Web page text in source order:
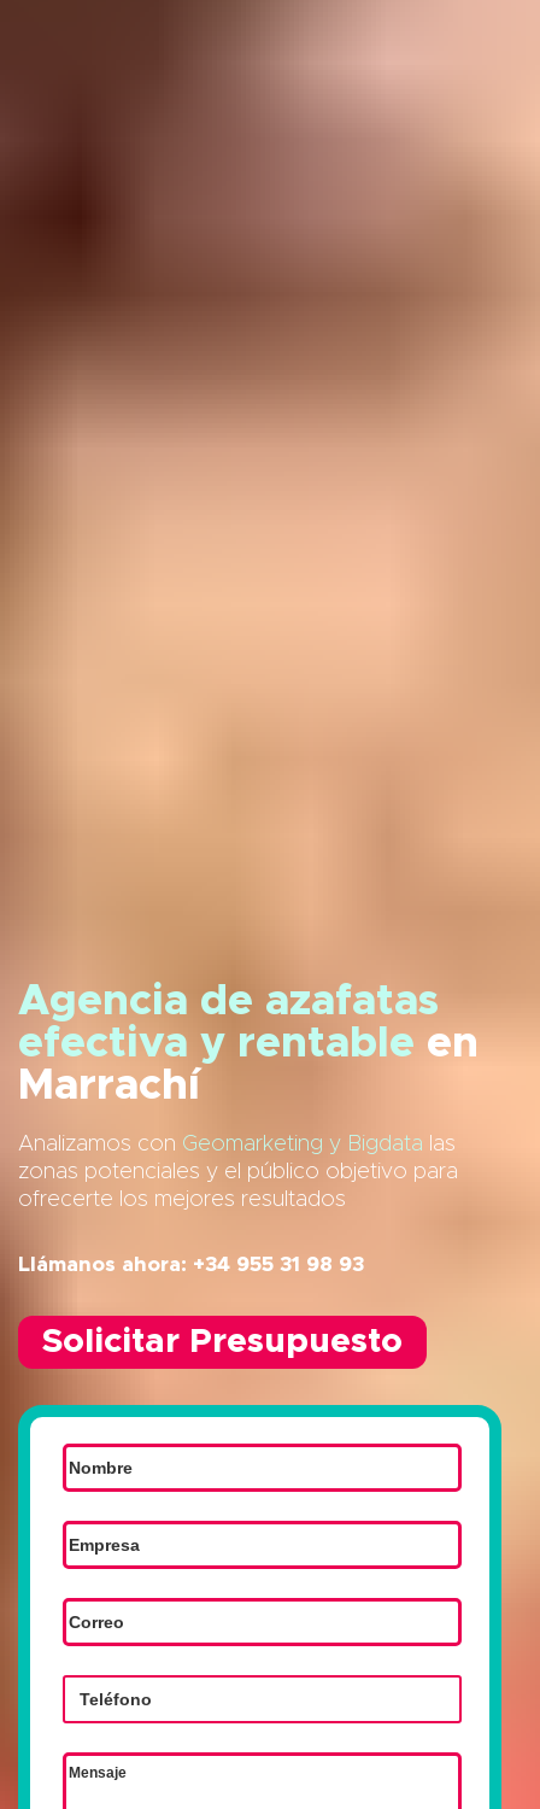
Agencia de azafatas
efectiva y rentable en
Marrachí
Analizamos con Geomarketing y Bigdata las
zonas potenciales y el público objetivo para
ofrecerte los mejores resultados
Llámanos ahora: +34 955 31 98 93
Solicitar Presupuesto